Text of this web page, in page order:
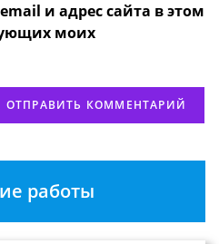
и адрес сайта в этом
моих
работы